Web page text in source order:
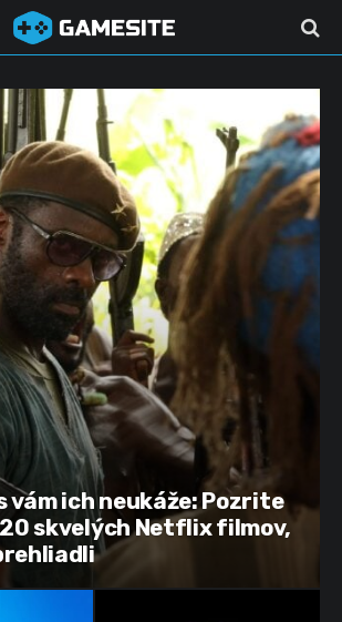
vám ich neukáže: Pozrite
skvelých Netflix filmov,